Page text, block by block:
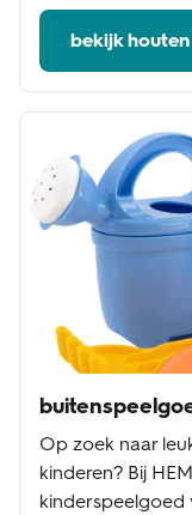
bekijk
Op zoek naar
kinderen? Bij
kinderspeelgoed